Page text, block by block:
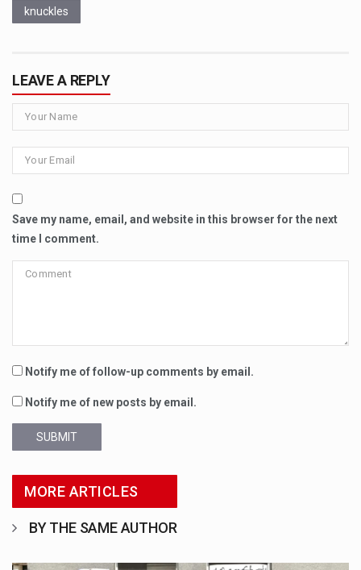
knuckles
LEAVE A REPLY
Save my name, email, and website in this browser for the next
time I comment.
Notify me of follow-up comments by email.
Notify me of new posts by email.
SUBMIT
MORE ARTICLES
BY THE SAME AUTHOR